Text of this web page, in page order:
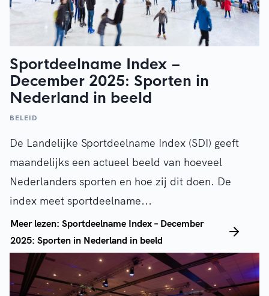
Sportdeelname Index –
December 2025: Sporten in
Nederland in beeld
BELEID
De Landelijke Sportdeelname Index (SDI) geeft
maandelijks een actueel beeld van hoeveel
Nederlanders sporten en hoe zij dit doen. De
index meet sportdeelname...
Meer lezen: Sportdeelname Index – December
2025: Sporten in Nederland in beeld